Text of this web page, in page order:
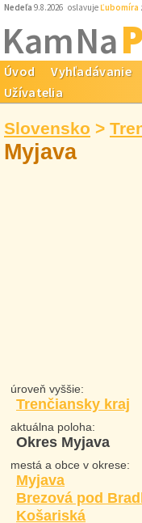
Nedeľa 9.8.2026 oslavuje Ľubomíra
Kam Na
Úvod Vyhľadávanie
Užívatelia
Slovensko >
Myjava
úroveň vyššie:
Trenčiansky kraj
aktuálna poloha:
Okres Myjava
mestá a obce v okrese:
Myjava
Brezová pod
Košariská